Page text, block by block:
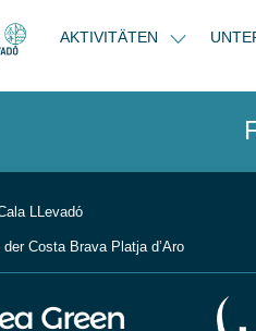
AKTIVITÄTEN
LLevadо́
der Costa Brava Platja d’Aro